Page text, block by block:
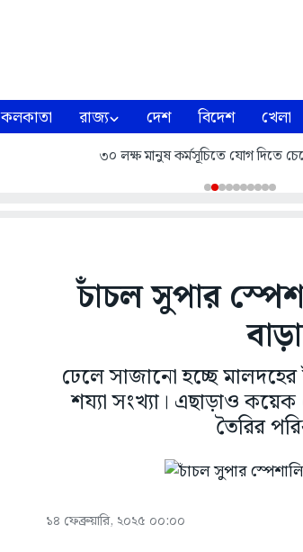
কলকাতা রাজ্য দেশ বিদেশ খেলা
৩০ লক্ষ মানুষ কর্মসূচিতে যোগ দিতে
চাঁচল সুপার
ঢেলে সাজানো হচ্ছে মালদহের
শয্যা সংখ্যা। এছাড়াও
তৈরির
১৪ ফেব্রুয়ারি, ২০২৫ ০০:০০